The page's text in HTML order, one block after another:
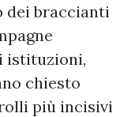
dei braccianti
istituzioni,
chiesto
più incisivi